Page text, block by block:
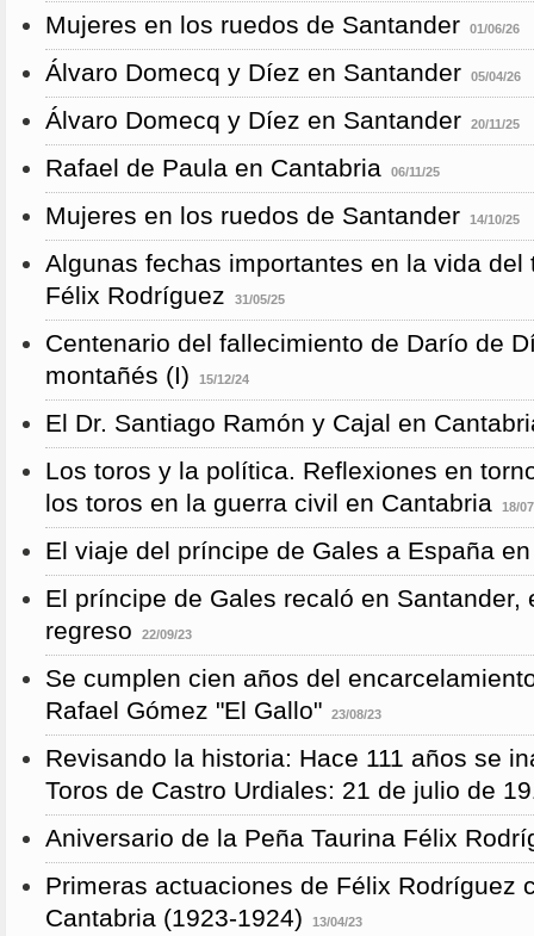
Mujeres en los ruedos de Santander
01/06/26
Álvaro Domecq y Díez en Santander 05/04/26
Álvaro Domecq y Díez en Santander 20/11/25
Rafael de Paula en Cantabria 06/11/25
Mujeres en los ruedos de Santander 14/10/25
Algunas fechas importantes en la vida del
Félix Rodríguez
31/05/25
Centenario del fallecimiento de Darío de
montañés (I)
15/12/24
El Dr. Santiago Ramón y Cajal en
Los toros y la política. Reflexiones en
los toros en la guerra civil en Cantabria
18/
El viaje del príncipe de Gales a España
El príncipe de Gales recaló en Santander,
regreso
22/09/23
Se cumplen cien años del
Rafael Gómez "El Gallo"
23/08/23
Revisando la historia: Hace 111 años se
Toros de Castro Urdiales: 21 de julio de
Aniversario de la Peña Taurina Félix
Primeras actuaciones de Félix Rodríguez
Cantabria (1923-1924)
13/04/23